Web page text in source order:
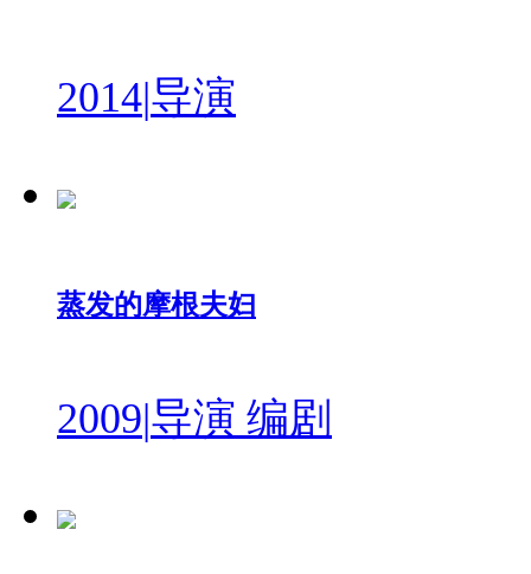
2014|导演
蒸发的摩根夫妇
2009|导演 编剧